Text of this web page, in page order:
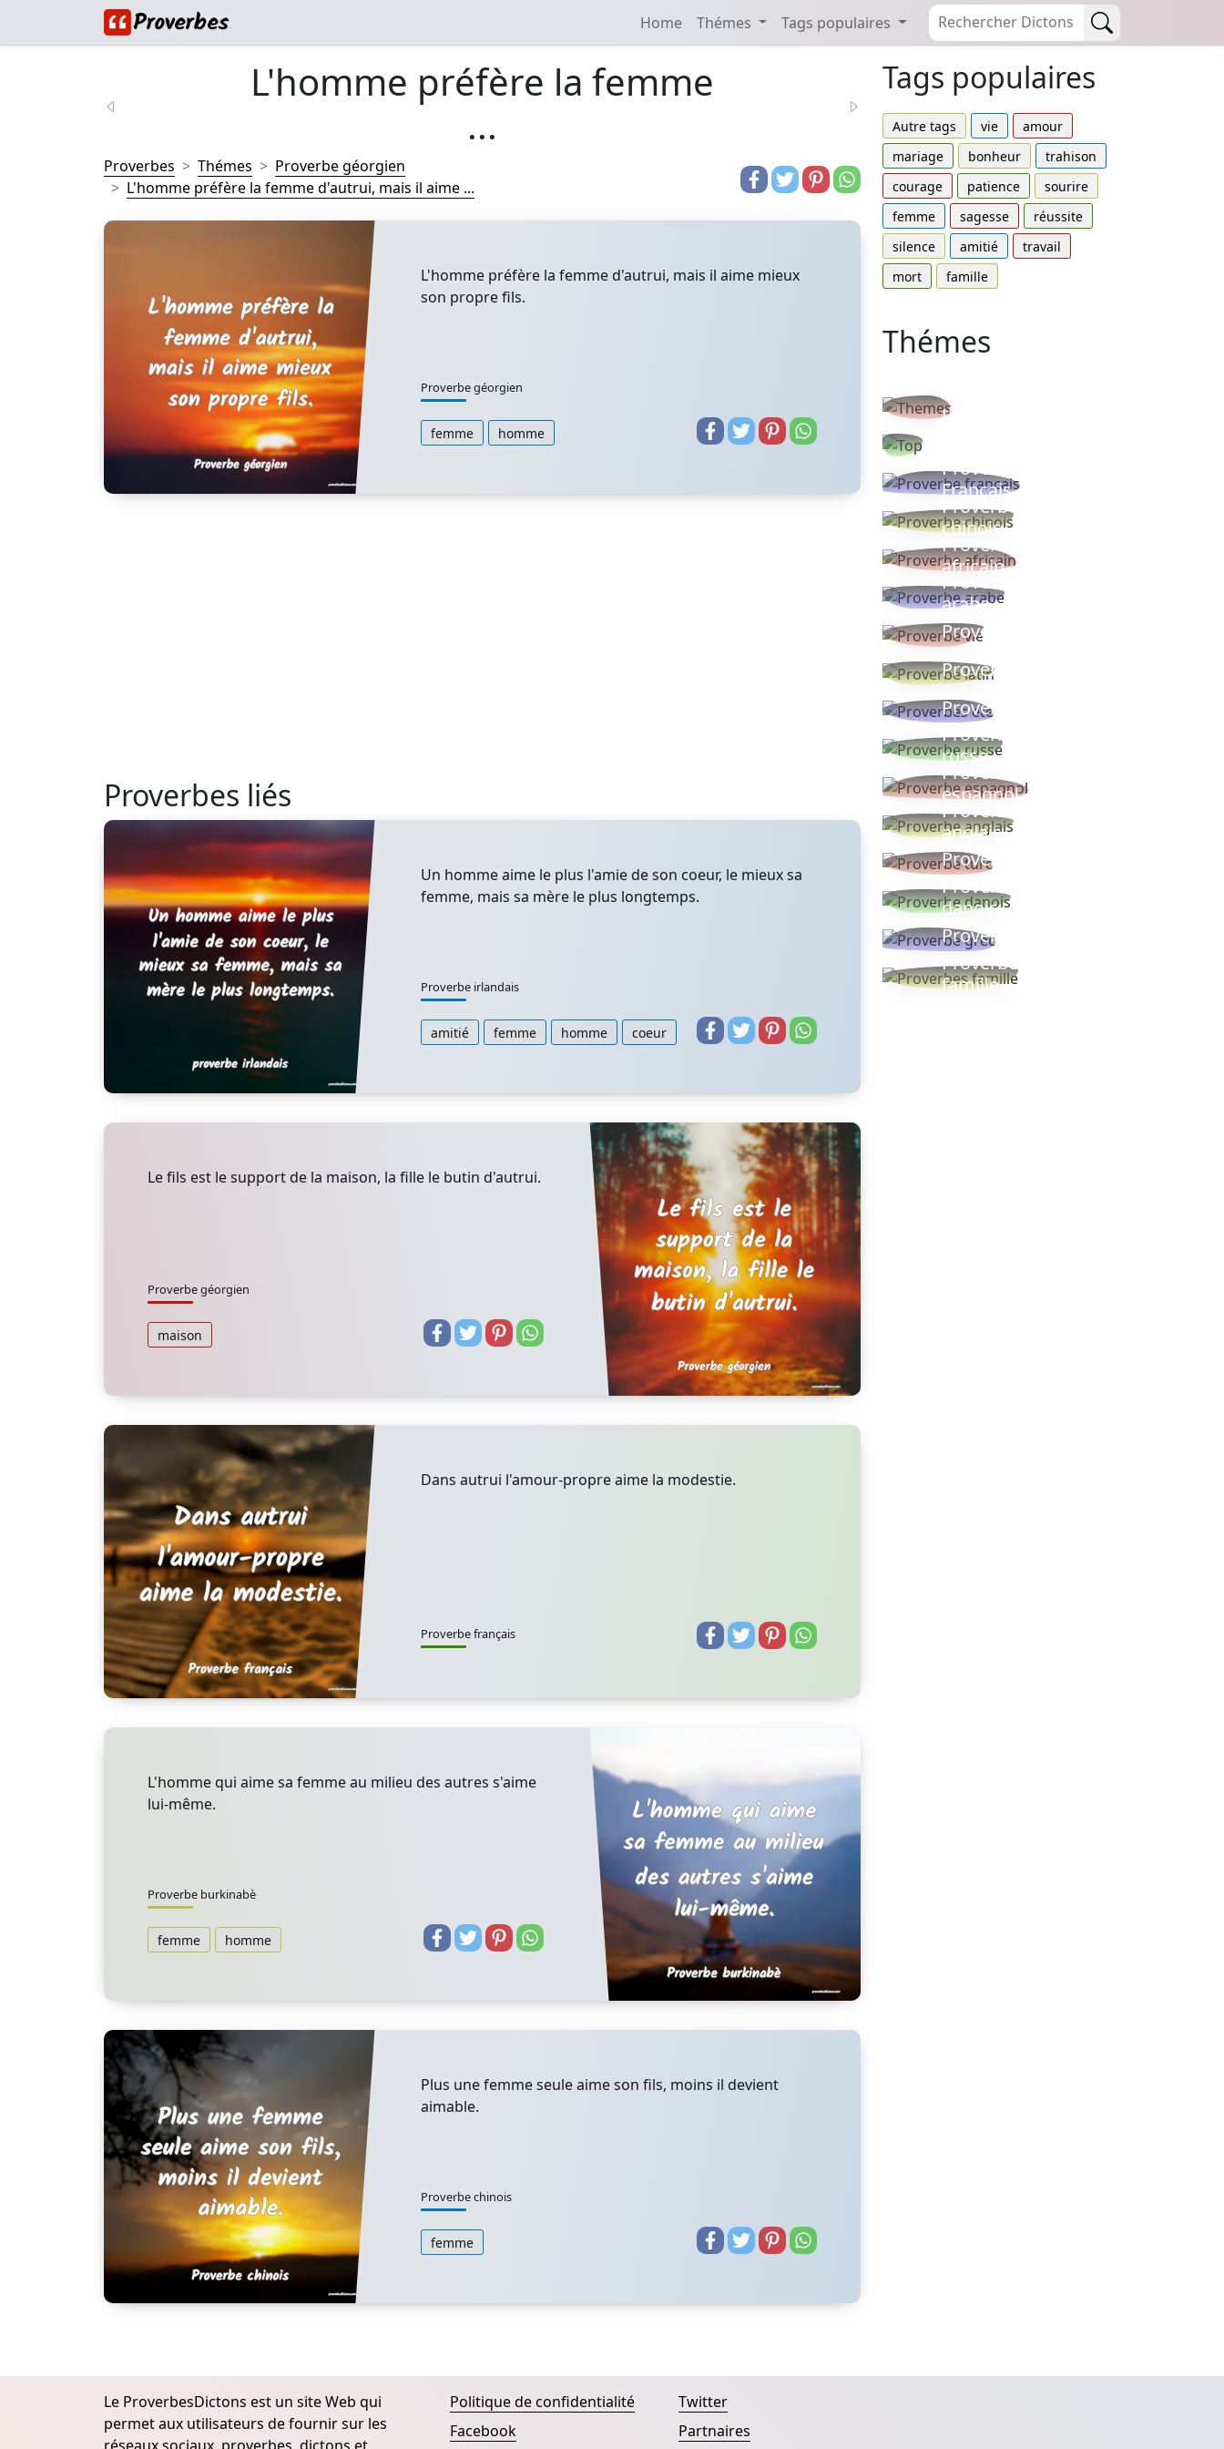
Home Thémes Tags populaires
L'homme préfère la femme
...
Proverbes Thémes
Proverbe géorgien
L'homme préfère la femme d'autrui, mais il aime ...
L'homme préfère la femme d'autrui, mais il aime mieux
son propre fils.
Proverbe géorgien
femme homme
Proverbes liés
Un homme aime le plus l'amie de son coeur, le mieux sa
femme, mais sa mère le plus longtemps.
Proverbe irlandais
amitié femme homme coeur
Le fils est le support de la maison, la fille le butin d'autrui.
Proverbe géorgien
maison
Dans autrui l'amour-propre aime la modestie.
Proverbe français
L'homme qui aime sa femme au milieu des autres s'aime
lui-même.
Proverbe burkinabè
femme homme
Plus une femme seule aime son fils, moins il devient
aimable.
Proverbe chinois
femme
Tags populaires
Autre tags vie
amour
mariage
bonheur
trahison
courage
patience
sourire
femme
sagesse
réussite
silence
amitié
travail
mort
famille
Thémes
thèmes
Proverbe
Français
Proverbe
chinois
Proverbe
africain
Proverbe
arabe
Proverbe vie
Proverbe latin
Proverbes ete
Proverbe
russe
Proverbe
espagnol
Proverbe
anglais
Proverbe turc
Proverbe
danois
Proverbe grec
Proverbes
famille
Le ProverbesDictons est un site Web qui
permet aux utilisateurs de fournir sur les
Politique de confidentialité
Facebook
Twitter
Partnaires